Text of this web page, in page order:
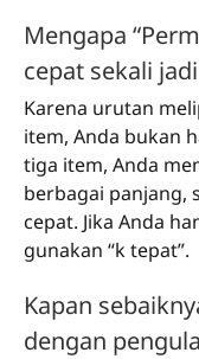
Mengapa
cepat sekali
Karena urutan
item, Anda bukan
tiga item, Anda
berbagai panjang,
cepat. Jika Anda
gunakan “k tepat”.
Kapan
dengan